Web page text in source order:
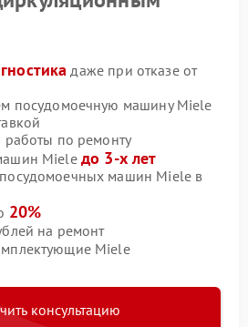
даже при отказе от
посудомоечную машину Miele
работы по ремонту
Miele до 3-х лет
машин Miele в
20%
на ремонт
Miele
консультацию